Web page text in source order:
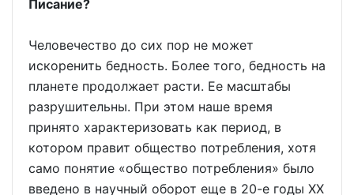
Писание?
Человечество до сих пор не может
искоренить бедность. Более того, бедность на
планете продолжает расти. Ее масштабы
разрушительны. При этом наше время
принято характеризовать как период, в
котором правит общество потребления, хотя
само понятие «общество потребления» было
введено в научный оборот еще в 20-е годы XX